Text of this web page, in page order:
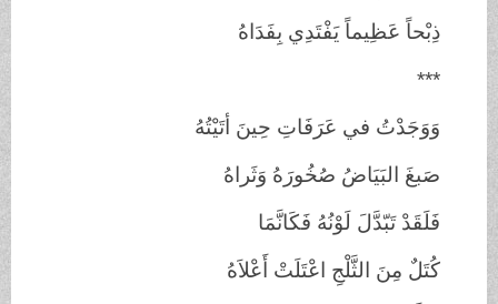
ذِبْحاً عَظِيماً يَفْتَدِي بِفَدَاهُ
***
وَوَجَدْتُ في عَرَفَاتِ حِينَ أتَيْتُهُ
صَبغَ البَيَاضُ صُخُورَهُ وَثَراهُ
فَلَقَدْ تَبّدَّلَ لَوْنُهُ فَكَانَّمَا
كُتَلٌ مِنَ الثَّلْجِ اعْتَلَتْ أَعْلاَهُ